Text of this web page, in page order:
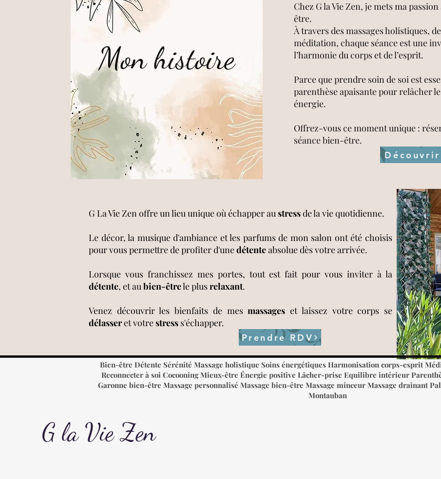
Mon histoire
Chez G la Vie Zen, je mets ma
être.
À travers des massages holistiques,
méditation, chaque séance est une
l’harmonie du corps et de l’esprit.
Parce que prendre soin de soi est
parenthèse apaisante pour relâcher
énergie.
Offrez-vous ce moment unique :
séance bien-être.
Découvrir
G La Vie Zen offre un lieu unique où échapper austressde la vie quotidienne.
Le décor, la musique d'ambiance et les parfums de mon salon ont été choisis
pour vous permettre de profiter d'unedétenteabsolue dès votre arrivée.
Lorsque vous franchissez mes portes, tout est fait pour vous inviter à la
détente, et aubien-êtrele plusrelaxant.
Venez découvrir les bienfaits de mesmassages et laissez votre corps se
délasseret votrestress s'échapper.
Prendre RDV
Bien-être Détente Sérénité Massage holistique Soins énergétiques Harmonisation corps-esprit
Reconnecter à soi Cocooning Mieux-être​ Énergie positive Lâcher-prise Equilibre intérieur
Garonne bien-être Massage personnalisé​ Massage bien-être Massage minceur Massage drainant
Montauban
G la Vie Zen